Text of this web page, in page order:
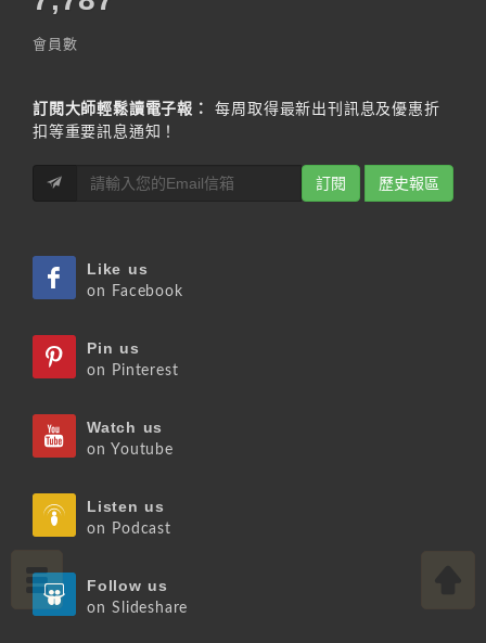
會員數
訂閱大師輕鬆讀電子報：
每周取得最新出刊訊息及優惠折
扣等重要訊息通知！
訂閱 歷史報區
Like us
on Facebook
Pin us
on Pinterest
Watch us
on Youtube
Listen us
on Podcast
Follow us
on Slideshare